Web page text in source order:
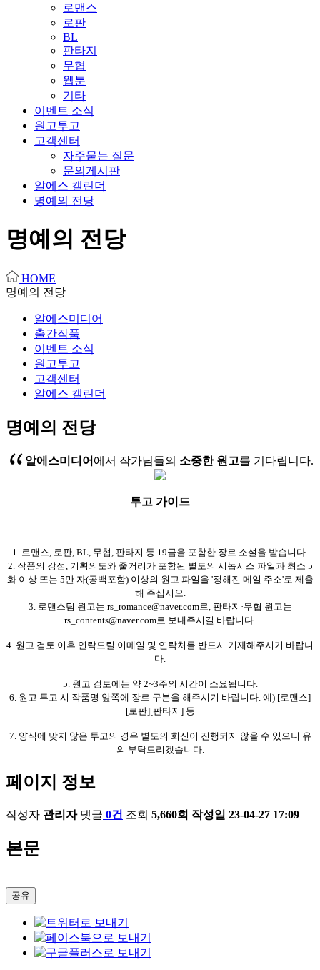
로맨스
로판
BL
판타지
무협
웹툰
기타
이벤트 소식
원고투고
고객센터
자주묻는 질문
문의게시판
알에스 캘린더
명예의 전당
명예의 전당
HOME
명예의 전당
알에스미디어
출간작품
이벤트 소식
원고투고
고객센터
알에스 캘린더
명예의 전당
알에스미디어 에서 작가님들의 소중한 원고를 기다립니다.
투고 가이드
1. 로맨스, 로판, BL, 무협, 판타지 등 19금을 포함한 장르 소설을 받습니다.
2. 작품의 강점, 기획의도와 줄거리가 포함된 별도의 시놉시스 파일과 최소 5
화 이상 또는 5만 자(공백포함) 이상의 원고 파일을 '정해진 메일 주소'로 제출
해 주십시오.
3. 로맨스팀 원고는 rs_romance@naver.com로, 판타지·무협 원고는
rs_contents@naver.com로 보내주시길 바랍니다.
4. 원고 검토 이후 연락드릴 이메일 및 연락처를 반드시 기재해주시기 바랍니
다.
5. 원고 검토에는 약 2~3주의 시간이 소요됩니다.
6. 원고 투고 시 작품명 앞쪽에 장르 구분을 해주시기 바랍니다. 예) [로맨스]
[로판][판타지] 등
7. 양식에 맞지 않은 투고의 경우 별도의 회신이 진행되지 않을 수 있으니 유
의 부탁드리겠습니다.
페이지 정보
작성자 관리자 댓글 0건 조회 5,660회 작성일 23-04-27 17:09
본문
공유